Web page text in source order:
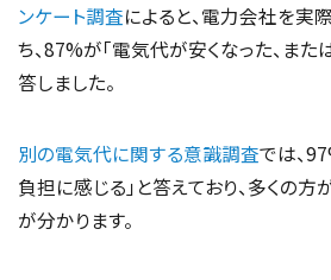
ンケート調査によると、電力会社を実
ち、87%が「電気代が安くなった、また
答しました。
別の電気代に関する意識調査では、
負担に感じる」と答えており、多くの
が分かります。